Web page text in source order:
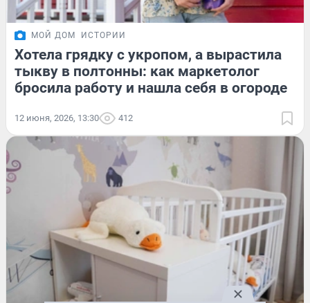
МОЙ ДОМ ИСТОРИИ
Хотела грядку с укропом, а вырастила
тыкву в полтонны: как маркетолог
бросила работу и нашла себя в огороде
12 июня, 2026, 13:30 412